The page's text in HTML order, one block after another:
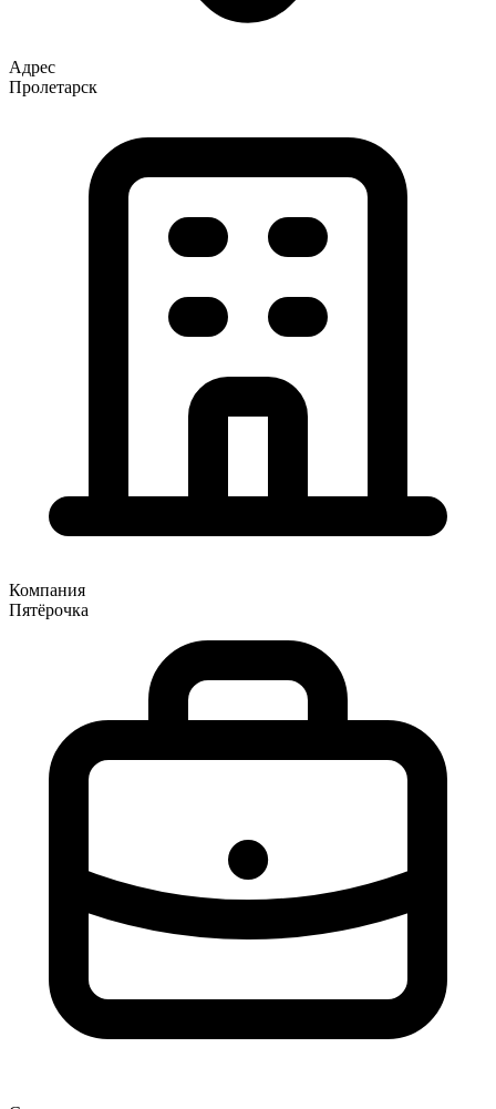
Адрес
Пролетарск
Компания
Пятёрочка